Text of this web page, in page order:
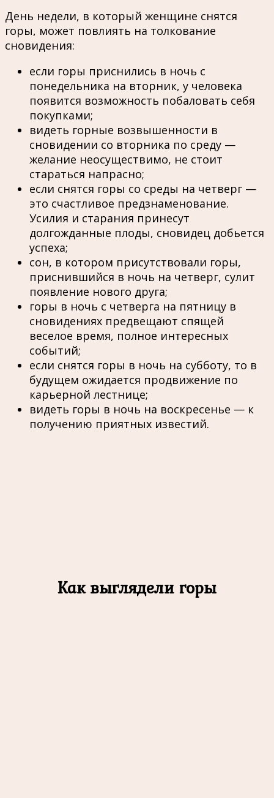
День недели, в который женщине снятся
горы, может повлиять на толкование
сновидения:
если горы приснились в ночь с
понедельника на вторник, у человека
появится возможность побаловать себя
покупками;
видеть горные возвышенности в
сновидении со вторника по среду —
желание неосуществимо, не стоит
стараться напрасно;
если снятся горы со среды на четверг —
это счастливое предзнаменование.
Усилия и старания принесут
долгожданные плоды, сновидец добьется
успеха;
сон, в котором присутствовали горы,
приснившийся в ночь на четверг, сулит
появление нового друга;
горы в ночь с четверга на пятницу в
сновидениях предвещают спящей
веселое время, полное интересных
событий;
если снятся горы в ночь на субботу, то в
будущем ожидается продвижение по
карьерной лестнице;
видеть горы в ночь на воскресенье — к
получению приятных известий.
Как выглядели горы